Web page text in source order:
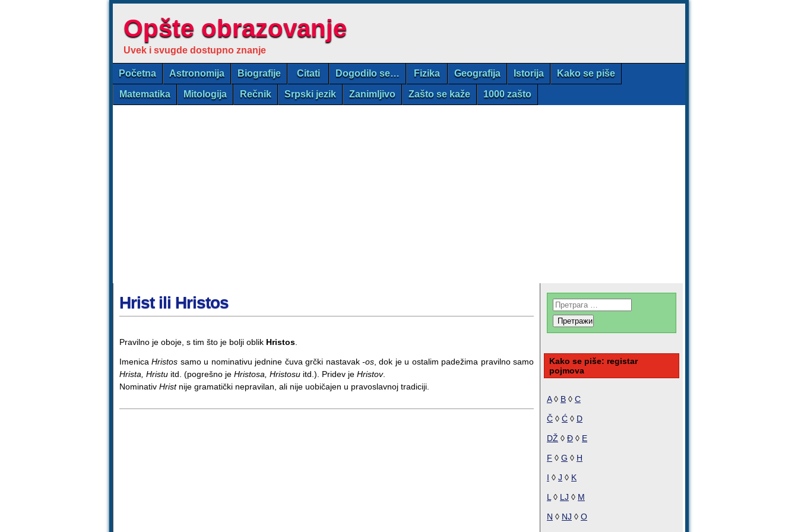
Opšte obrazovanje
Uvek i svugde dostupno znanje
Početna Astronomija Biografije Citati Dogodilo se… Fizika Geografija Istorija Kako se piše
Matematika Mitologija Rečnik Srpski jezik Zanimljivo Zašto se kaže 1000 zašto
Hrist ili Hristos
Pravilno je oboje, s tim što je bolji oblik Hristos
ImenicaHristos samo u nominativu jednine čuva grčki nastavak -os, dok je u ostalim padežima pravilno samo
Hrista, Hristu itd. (pogrešno je Hristosa, Hristosu itd.). Pridev je Hristov.
Nominativ Hristnije gramatički nepravilan, ali nije uobičajen u pravoslavnoj tradiciji.
Kako se piše: registar
pojmova
A◊ B ◊ C
Č ◊ Ć ◊ D
DŽ ◊ Đ ◊ E
F ◊ G ◊ H
I ◊ J ◊ K
L ◊ LJ ◊ M
N ◊ NJ ◊ O